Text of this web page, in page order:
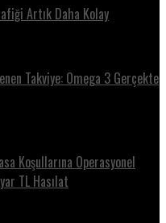
Artık Daha Kolay
Takviye: Omega 3 Gerçekte
Koşullarına Operasyonel
TL Hasılat